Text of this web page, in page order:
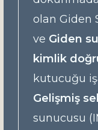
olan Giden
ve Giden
kimlik
kutucuğu
Gelişmiş
sunucusu